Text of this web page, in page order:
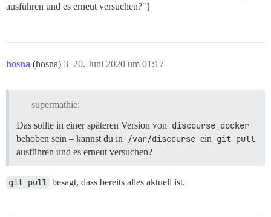
ausführen und es erneut versuchen?"}
hosna (hosna) 20. Juni 2020 um 01:17
3
supermathie:
Das sollte in einer späteren Version von discourse_docker
behoben sein – kannst du in /var/discourse ein git pull
ausführen und es erneut versuchen?
git pull besagt, dass bereits alles aktuell ist.